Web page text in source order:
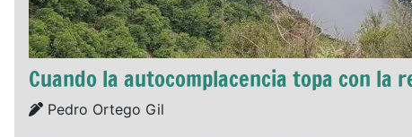
Cuando la autocomplacencia topa con la
Details
Pedro Ortego Gil